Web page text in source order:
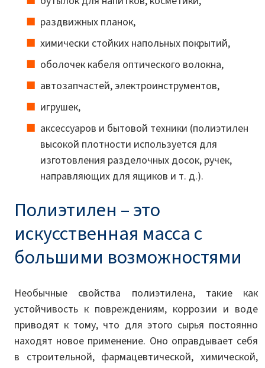
раздвижных планок,
химически стойких напольных покрытий,
оболочек кабеля оптического волокна,
автозапчастей, электроинструментов,
игрушек,
аксессуаров и бытовой техники (полиэтилен
высокой плотности используется для
изготовления разделочных досок, ручек,
направляющих для ящиков и т. д.).
Полиэтилен – это
искусственная масса с
большими возможностями
Необычные свойства полиэтилена, такие как
устойчивость к повреждениям, коррозии и воде
приводят к тому, что для этого сырья постоянно
находят новое применение. Оно оправдывает себя
в строительной, фармацевтической, химической,